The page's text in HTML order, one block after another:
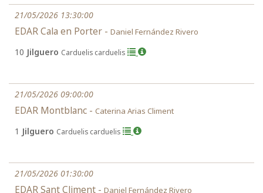
21/05/2026 13:30:00
EDAR Cala en Porter - Daniel Fernández Rivero
10 Jilguero Carduelis carduelis
21/05/2026 09:00:00
EDAR Montblanc - Caterina Arias Climent
1 Jilguero Carduelis carduelis
21/05/2026 01:30:00
EDAR Sant Climent - Daniel Fernández Rivero